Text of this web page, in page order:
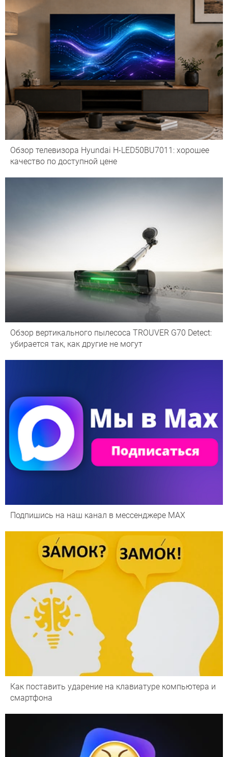
Обзор телевизора Hyundai H-LED50BU7011: хорошее
качество по доступной цене
Обзор вертикального пылесоса TROUVER G70 Detect:
убирается так, как другие не могут
Подпишись на наш канал в мессенджере МАХ
Как поставить ударение на клавиатуре компьютера и
смартфона